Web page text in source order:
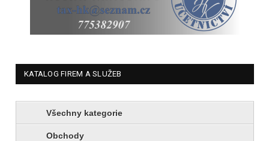
KATALOG FIREM A SLUŽEB
Všechny kategorie
Obchody